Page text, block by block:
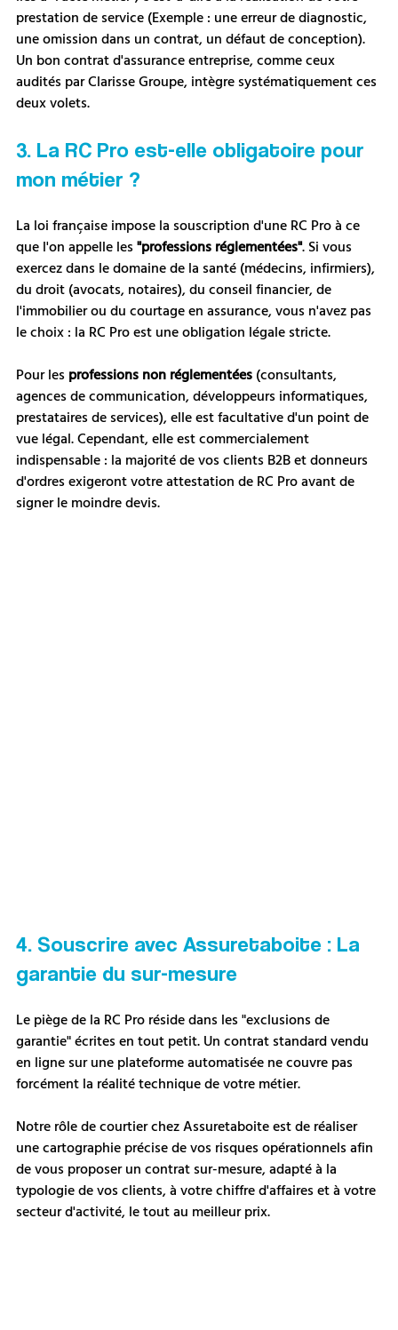
prestation de service (Exemple : une erreur de diagnostic,
une omission dans un contrat, un défaut de conception).
Un bon contrat d'assurance entreprise, comme ceux
audités par Clarisse Groupe, intègre systématiquement ces
deux volets.
3. La RC Pro est-elle obligatoire pour
mon métier ?
La loi française impose la souscription d'une RC Pro à ce
que l'on appelle les "professions réglementées". Si vous
exercez dans le domaine de la santé (médecins, infirmiers),
du droit (avocats, notaires), du conseil financier, de
l'immobilier ou du courtage en assurance, vous n'avez pas
le choix : la RC Pro est une obligation légale stricte.
Pour les professions non réglementées (consultants,
agences de communication, développeurs informatiques,
prestataires de services), elle est facultative d'un point de
vue légal. Cependant, elle est commercialement
indispensable : la majorité de vos clients B2B et donneurs
d'ordres exigeront votre attestation de RC Pro avant de
signer le moindre devis.
4. Souscrire avec Assuretaboite : La
garantie du sur-mesure
Le piège de la RC Pro réside dans les "exclusions de
garantie" écrites en tout petit. Un contrat standard vendu
en ligne sur une plateforme automatisée ne couvre pas
forcément la réalité technique de votre métier.
Notre rôle de courtier chez Assuretaboite est de réaliser
une cartographie précise de vos risques opérationnels afin
de vous proposer un contrat sur-mesure, adapté à la
typologie de vos clients, à votre chiffre d'affaires et à votre
secteur d'activité, le tout au meilleur prix.